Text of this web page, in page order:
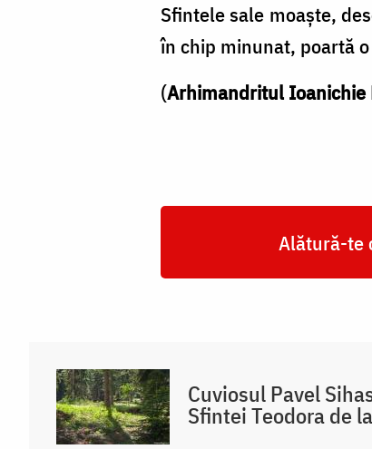
Sfintele sale moaşte,
în chip minunat, poartă
(Arhimandritul Ioanichie
Alătură-te
Cuviosul Pavel
Sfintei Teodora de